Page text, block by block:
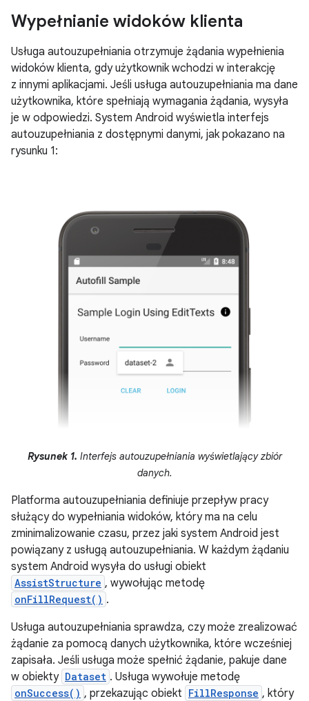
Wypełnianie widoków klienta
Usługa autouzupełniania otrzymuje żądania wypełnienia
widoków klienta, gdy użytkownik wchodzi w interakcję
z innymi aplikacjami. Jeśli usługa autouzupełniania ma dane
użytkownika, które spełniają wymagania żądania, wysyła
je w odpowiedzi. System Android wyświetla interfejs
autouzupełniania z dostępnymi danymi, jak pokazano na
rysunku 1:
Rysunek 1. Interfejs autouzupełniania wyświetlający zbiór
danych.
Platforma autouzupełniania definiuje przepływ pracy
służący do wypełniania widoków, który ma na celu
zminimalizowanie czasu, przez jaki system Android jest
powiązany z usługą autouzupełniania. W każdym żądaniu
system Android wysyła do usługi obiekt
AssistStructure , wywołując metodę
onFillRequest() .
Usługa autouzupełniania sprawdza, czy może zrealizować
żądanie za pomocą danych użytkownika, które wcześniej
zapisała. Jeśli usługa może spełnić żądanie, pakuje dane
w obiekty Dataset . Usługa wywołuje metodę
onSuccess() , przekazując obiekt FillResponse , który